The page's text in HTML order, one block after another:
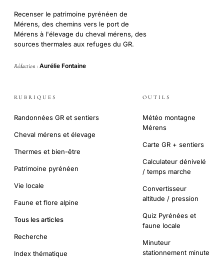
Recenser le patrimoine pyrénéen de
Mérens, des chemins vers le port de
Mérens à l'élevage du cheval mérens, des
sources thermales aux refuges du GR.
Rédaction : Aurélie Fontaine
RUBRIQUES
Randonnées GR et sentiers
Cheval mérens et élevage
Thermes et bien-être
Patrimoine pyrénéen
Vie locale
Faune et flore alpine
Tous les articles
Recherche
Index thématique
OUTILS
Météo montagne
Mérens
Carte GR + sentiers
Calculateur dénivelé
/ temps marche
Convertisseur
altitude / pression
Quiz Pyrénées et
faune locale
Minuteur
stationnement minute